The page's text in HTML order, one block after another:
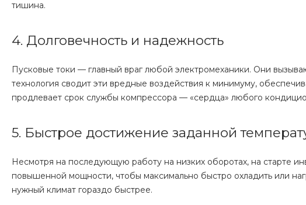
тишина.
4. Долговечность и надежность
Пусковые токи — главный враг любой электромеханики. Они
технология сводит эти вредные воздействия к минимуму,
продлевает срок службы компрессора — «сердца» любого
5. Быстрое достижение заданной
Несмотря на последующую работу на низких оборотах, на старте
повышенной мощности, чтобы максимально быстро охладить или
нужный климат гораздо быстрее.